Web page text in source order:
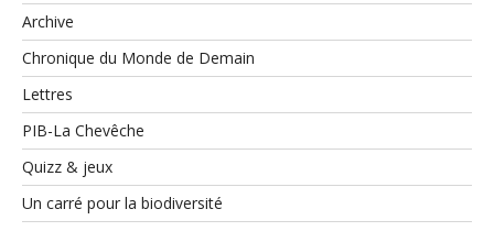
Archive
Chronique du Monde de Demain
Lettres
PIB-La Chevêche
Quizz & jeux
Un carré pour la biodiversité